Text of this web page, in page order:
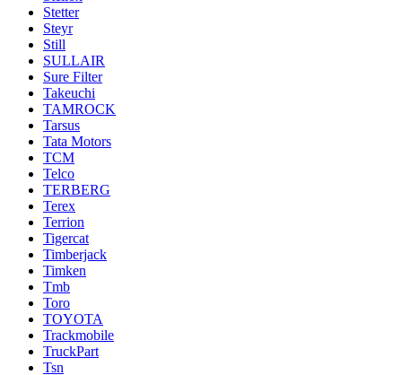
Stetter
Steyr
Still
SULLAIR
Sure Filter
Takeuchi
TAMROCK
Tarsus
Tata Motors
TCM
Telco
TERBERG
Terex
Terrion
Tigercat
Timberjack
Timken
Tmb
Toro
TOYOTA
Trackmobile
TruckPart
Tsn